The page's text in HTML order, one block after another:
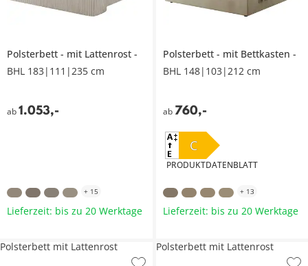
Polsterbett
mit Lattenrost
BHL 183|111|235 cm
ab1.053,-
+ 15
Lieferzeit: bis zu 20 Werktage
Polsterbett
mit Bettkasten
BHL 148|103|212 cm
ab 760,-
+ 13
C
PRODUKTDATENBLATT
Lieferzeit: bis zu 20 Werktage
Polsterbett mit Lattenrost Polsterbett mit Lattenrost